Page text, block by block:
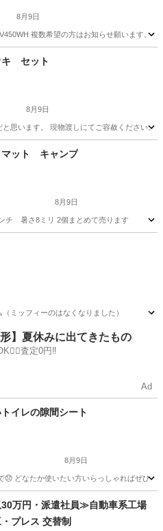
8月9日
複数希望の方はお知らせ願います。
セット
8月9日
思います。 現物渡しにてご容赦ください。
ット キャンプ
8月9日
チ 暑さ8ミリ 2個まとめて売ります
他
ミッフィーのはなくなりました）
バム くまのプーさん
形】夏休みに出てきたもの
査定0円‼️
Ad
イレの隙間シート
8月9日
😞 どなたか使いたい方いらっしゃればぜひ
家庭用品 隙間
万円・派遣社員≫自動車系工場
プレス 交替制